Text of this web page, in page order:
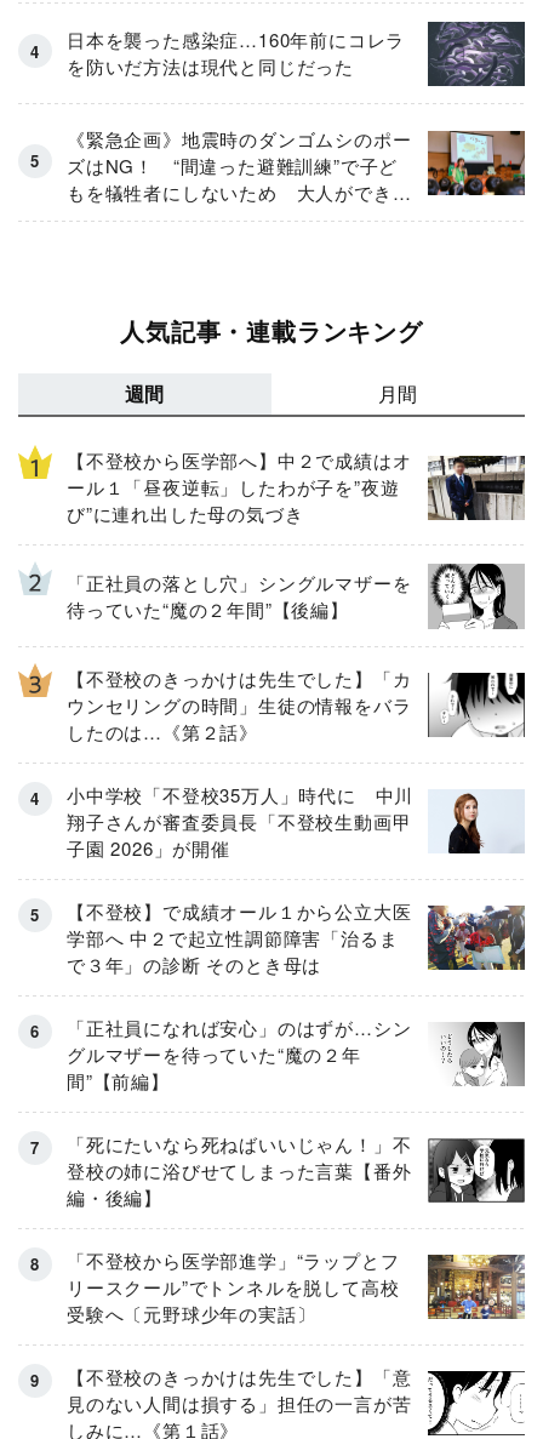
日本を襲った感染症…160年前にコレラ
を防いだ方法は現代と同じだった
《緊急企画》地震時のダンゴムシのポー
ズはNG！ “間違った避難訓練”で子ど
もを犠牲者にしないため 大人ができる
こととは？
人気記事・連載ランキング
週間 月間
【不登校から医学部へ】中２で成績はオ
ール１「昼夜逆転」したわが子を”夜遊
び”に連れ出した母の気づき
「正社員の落とし穴」シングルマザーを
待っていた“魔の２年間”【後編】
【不登校のきっかけは先生でした】「カ
ウンセリングの時間」生徒の情報をバラ
したのは…《第２話》
小中学校「不登校35万人」時代に 中川
翔子さんが審査委員長「不登校生動画甲
子園 2026」が開催
【不登校】で成績オール１から公立大医
学部へ 中２で起立性調節障害「治るま
で３年」の診断 そのとき母は
「正社員になれば安心」のはずが…シン
グルマザーを待っていた“魔の２年
間”【前編】
「死にたいなら死ねばいいじゃん！」不
登校の姉に浴びせてしまった言葉【番外
編・後編】
「不登校から医学部進学」“ラップとフ
リースクール”でトンネルを脱して高校
受験へ〔元野球少年の実話〕
【不登校のきっかけは先生でした】「意
見のない人間は損する」担任の一言が苦
しみに…《第１話》